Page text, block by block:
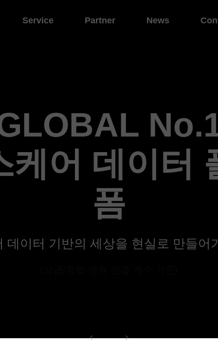
Service Partner News
케어 데이터
폼
데이터 기반의 세상을 현실로 만들어